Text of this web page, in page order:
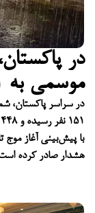
در
موسمی به ۱۵۱ نفر رسید
در سراسر پاکستان،
هشدار صادر کرده